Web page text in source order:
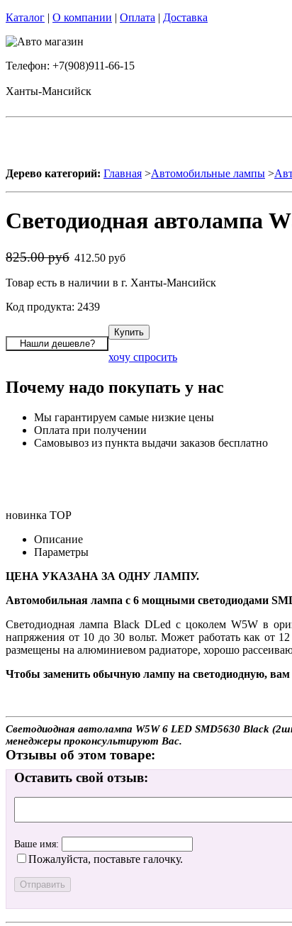
Каталог | О компании | Оплата | Доставка
Телефон: +7(908)911-66-15
Ханты-Мансийск
Дерево категорий: Главная >Автомобильные лампы >
Светодиодная автолампа
825.00 руб 412.50 руб
Товар есть в наличии в г. Ханты-Мансийск
Код продукта: 2439
хочу спросить
Почему надо покупать у нас
Мы гарантируем самые низкие цены
Оплата при получении
Самовывоз из пункта выдачи заказов бесплатно
новинка TOP
Описание
Параметры
ЦЕНА УКАЗАНА ЗА ОДНУ ЛАМПУ.
Автомобильная лампа с 6 мощными светодиодами
Светодиодная лампа Black DLed с цоколем W5W в
напряжения от 10 до 30 вольт. Может работать как от
размещены на алюминиевом радиаторе, хорошо
Чтобы заменить обычную лампу на светодиодную, вам
Светодиодная автолампа W5W 6 LED SMD5630 Black
менеджеры проконсультируют Вас.
Отзывы об этом товаре:
Оставить свой отзыв:
Ваше имя:
Пожалуйста, поставьте галочку.